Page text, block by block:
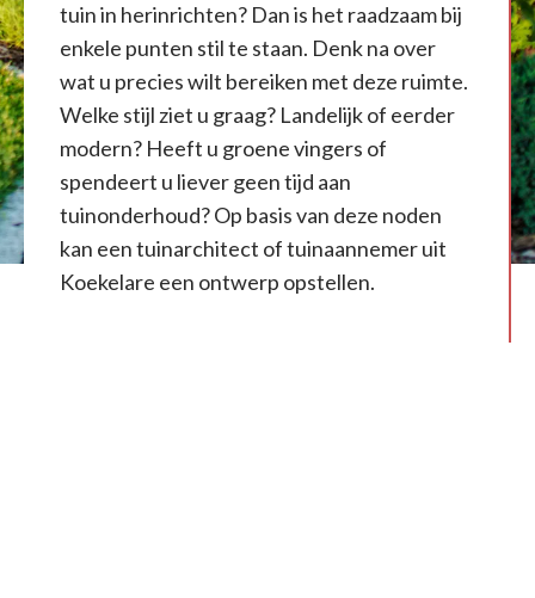
tuin in herinrichten? Dan is het raadzaam bij
enkele punten stil te staan. Denk na over
wat u precies wilt bereiken met deze ruimte.
Welke stijl ziet u graag? Landelijk of eerder
modern? Heeft u groene vingers of
spendeert u liever geen tijd aan
tuinonderhoud? Op basis van deze noden
kan een tuinarchitect of tuinaannemer uit
Koekelare een ontwerp opstellen.